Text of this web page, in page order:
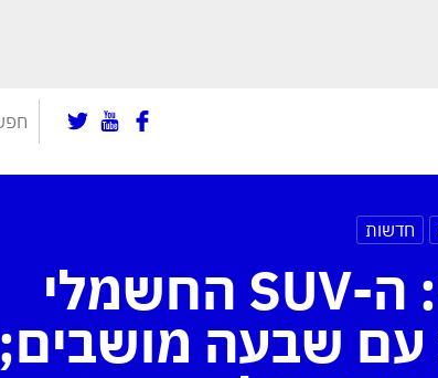
חדשות
לקסוס TZ נחשף: ה-SUV החשמלי
עם שבעה מושבים;